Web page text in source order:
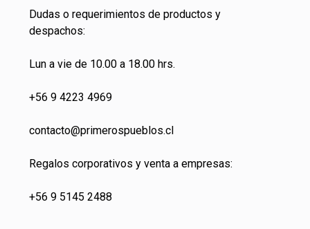
Dudas o requerimientos de productos y
despachos:
Lun a vie de 10.00 a 18.00 hrs.
+56 9 4223 4969
contacto@primerospueblos.cl
Regalos corporativos y venta a empresas:
+56 9 5145 2488